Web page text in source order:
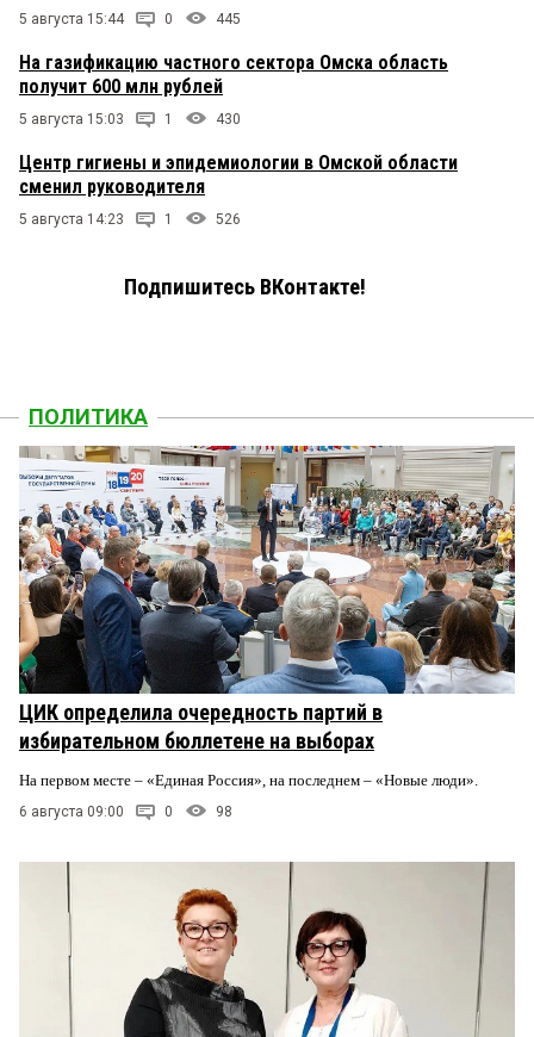
5 августа 15:44 0 445
На газификацию частного сектора Омска область
получит 600 млн рублей
5 августа 15:03 1 430
Центр гигиены и эпидемиологии в Омской области
сменил руководителя
5 августа 14:23 1 526
Подпишитесь ВКонтакте!
ПОЛИТИКА
ЦИК определила очередность партий в
избирательном бюллетене на выборах
На первом месте – «Единая Россия», на последнем – «Новые люди».
6 августа 09:00 0 98